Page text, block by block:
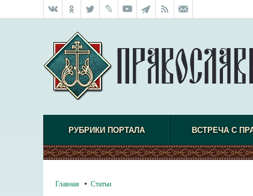
РУБРИКИ ПОРТАЛА ВСТРЕЧА С
Главная Статьи